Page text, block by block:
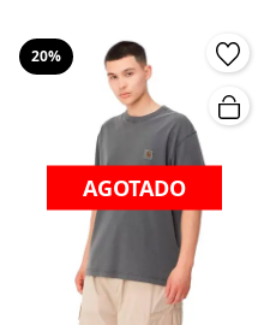
20%
AGOTADO